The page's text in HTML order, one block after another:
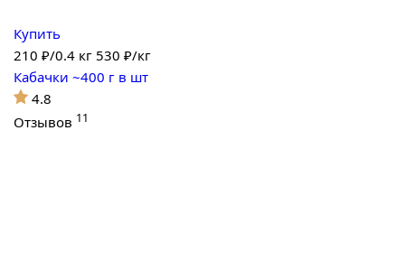
Купить
210 ₽/0.4 кг 530 ₽/кг
Кабачки ~400 г в шт
4.8
Отзывов 11